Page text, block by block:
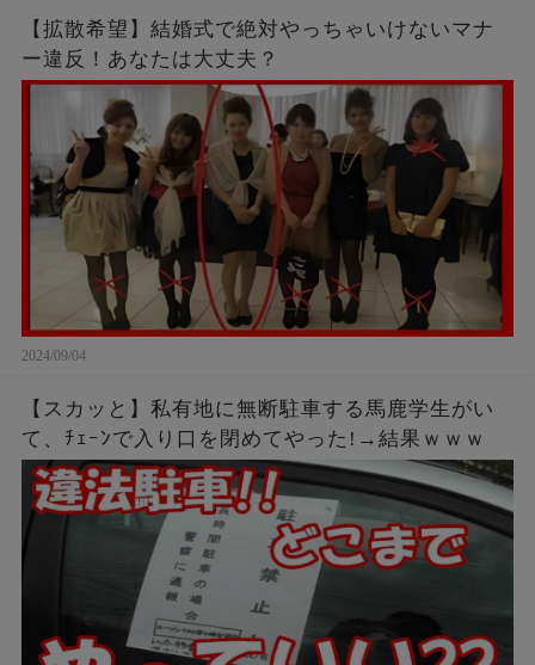
【拡散希望】結婚式で絶対やっちゃいけないマナ
ー違反！あなたは大丈夫？
2024/09/04
【スカッと】私有地に無断駐車する馬鹿学生がい
て、ﾁｪｰﾝで入り口を閉めてやった!→結果ｗｗｗ